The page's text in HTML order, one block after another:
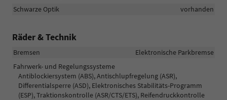
Schwarze Optik
vorhanden
Räder & Technik
Bremsen
Elektronische Parkbremse
Fahrwerk- und Regelungssysteme
Antiblockiersystem (ABS), Antischlupfregelung (ASR),
Differentialsperre (ASD), Elektronisches Stabilitäts-Programm
(ESP), Traktionskontrolle (ASR/CTS/ETS), Reifendruckkontrolle